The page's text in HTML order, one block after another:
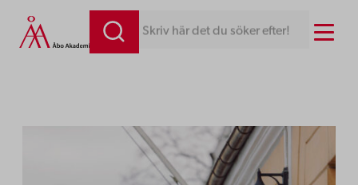
Hoppa
till
Skriv här det du söker efter! Menu